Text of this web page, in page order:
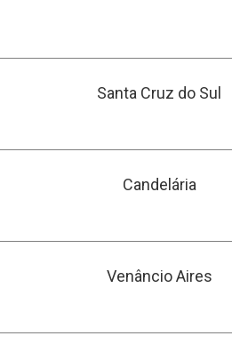
Santa Cruz do Sul
Candelária
Venâncio Aires